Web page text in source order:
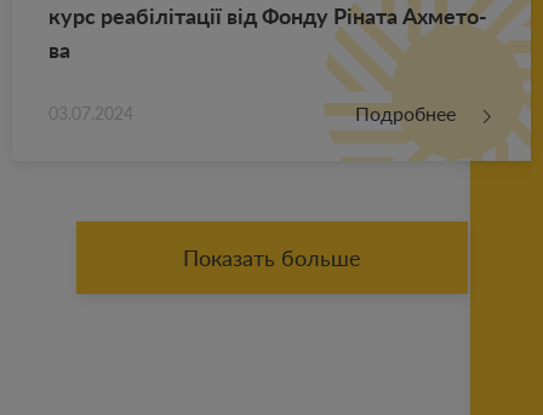
курс реабілітації від Фонду Ріната Ах­ме­то­
ва
03.07.2024 Подробнее
Показать больше